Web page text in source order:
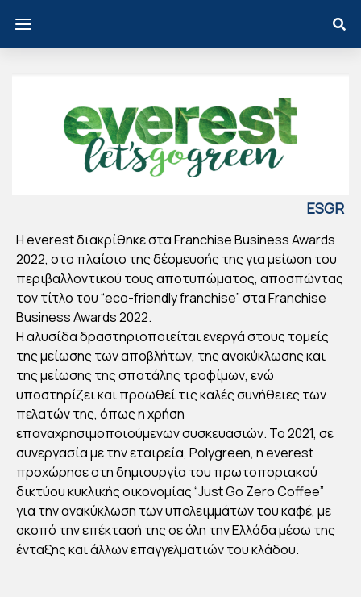
ESGR
Η
EVE
RES
ΔΙΑ
ΚΡΙ
ΘΗ
ΩΣ
“EC
O-
FRI
EN
DLY
Η everest διακρίθηκε στα Franchise Business Awards
2022, στο πλαίσιο της δέσμευσής της για μείωση του
περιβαλλοντικού τους αποτυπώματος, αποσπώντας
τον τίτλο του “eco-friendly franchise” στα Franchise
Business Awards 2022.
Η αλυσίδα δραστηριοποιείται ενεργά στους τομείς
της μείωσης των αποβλήτων, της ανακύκλωσης και
της μείωσης της σπατάλης τροφίμων, ενώ
υποστηρίζει και προωθεί τις καλές συνήθειες των
πελατών της, όπως η χρήση
επαναχρησιμοποιούμενων συσκευασιών. Το 2021, σε
συνεργασία με την εταιρεία, Polygreen, η everest
προχώρησε στη δημιουργία του πρωτοποριακού
δικτύου κυκλικής οικονομίας “Just Go Zero Coffee”
για την ανακύκλωση των υπολειμμάτων του καφέ, με
σκοπό την επέκτασή της σε όλη την Ελλάδα μέσω της
ένταξης και άλλων επαγγελματιών του κλάδου.